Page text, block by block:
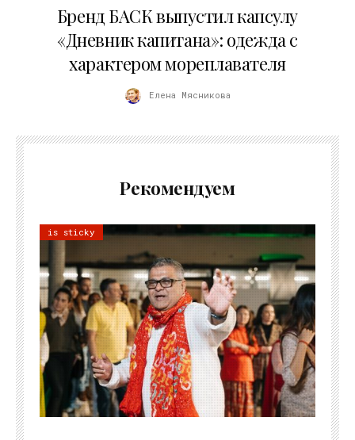
Бренд БАСК выпустил капсулу
«Дневник капитана»: одежда с
характером мореплавателя
Елена Мясникова
Рекомендуем
is sticky